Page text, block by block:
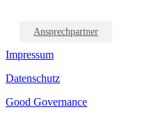
Ansprechpartner
Impressum
Datenschutz
Good Governance